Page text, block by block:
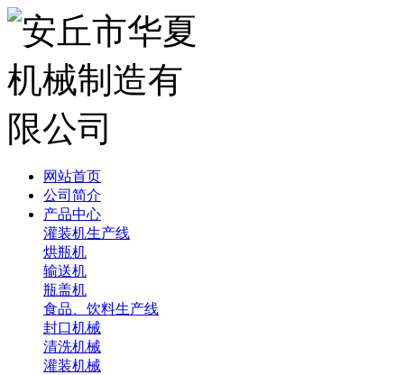
网站首页
公司简介
产品中心
灌装机生产线
烘瓶机
输送机
瓶盖机
食品、饮料生产线
封口机械
清洗机械
灌装机械